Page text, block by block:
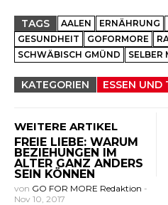
TAGS AALEN ERNÄHRUNG
GESUNDHEIT
GOFORMORE
SCHWÄBISCH GMÜND
SELBER
KATEGORIEN ESSEN UND
WEITERE ARTIKEL
FREIE LIEBE: WARUM
BEZIEHUNGEN IM
ALTER GANZ ANDERS
SEIN KÖNNEN
von GO FOR MORE Redaktion -
Nov 10, 2017